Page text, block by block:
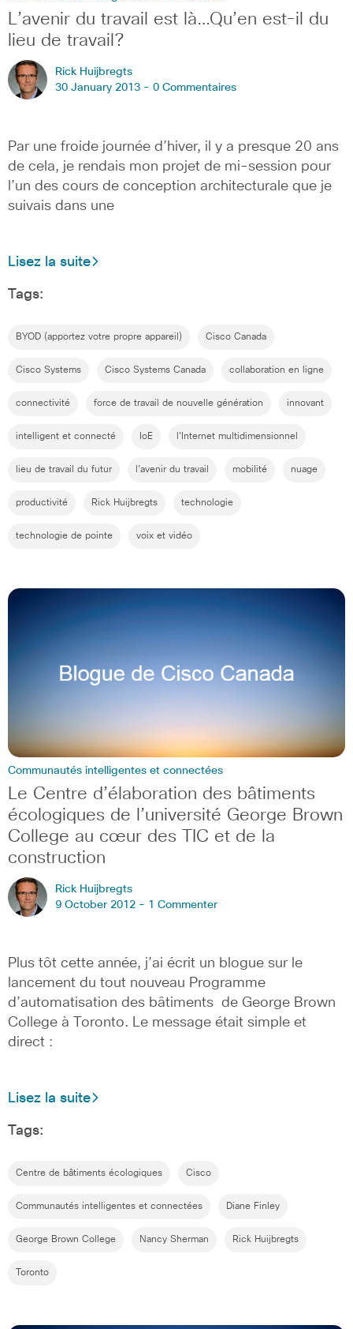
L’avenir du travail est là…Qu’en est-il du
lieu de travail?
Rick Huijbregts
30 January 2013 - 0 Commentaires
Par une froide journée d’hiver, il y a presque 20 ans
de cela, je rendais mon projet de mi-session pour
l’un des cours de conception architecturale que je
suivais dans une
Lisez la suite
Tags:
BYOD (apportez votre propre appareil) Cisco Canada
Cisco Systems Cisco Systems Canada collaboration en ligne
connectivité force de travail de nouvelle génération innovant
intelligent et connecté IoE l'Internet multidimensionnel
lieu de travail du futur l’avenir du travail mobilité nuage
productivité Rick Huijbregts technologie
technologie de pointe voix et vidéo
Communautés intelligentes et connectées
Le Centre d’élaboration des bâtiments
écologiques de l’université George Brown
College au cœur des TIC et de la
construction
Rick Huijbregts
9 October 2012 - 1 Commenter
Plus tôt cette année, j’ai écrit un blogue sur le
lancement du tout nouveau Programme
d’automatisation des bâtiments de George Brown
College à Toronto. Le message était simple et
direct :
Lisez la suite
Tags:
Centre de bâtiments écologiques Cisco
Communautés intelligentes et connectées Diane Finley
George Brown College Nancy Sherman Rick Huijbregts
Toronto